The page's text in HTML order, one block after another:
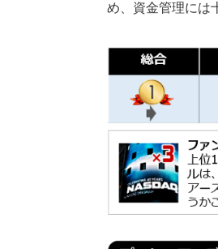
め、資金管理には